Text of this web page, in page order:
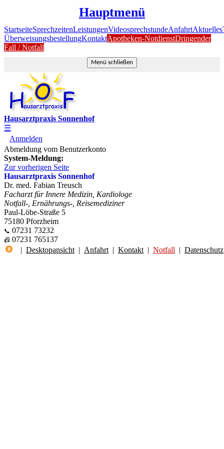
Hauptmenü
StartseiteSprechzeitenLeistungenVideosprechstundeAnfahrtAktuelles
ÜberweisungsbestellungKontaktApotheken-NotdienstDringender
Fall / Notfall
Menü schließen
Hausarztpraxis Sonnenhof
☰
Anmelden
Abmeldung vom Benutzerkonto
System-Meldung:
Zur vorherigen Seite
Hausarztpraxis Sonnenhof
Dr. med. Fabian Treusch
Facharzt für Innere Medizin, Kardiologe
Notfall-, Ernährungs-, Reisemediziner
Paul-Löbe-Straße 5
75180 Pforzheim
📞 07231 73232
📠 07231 765137
| Desktopansicht | Anfahrt | Kontakt | Notfall | Datenschutz